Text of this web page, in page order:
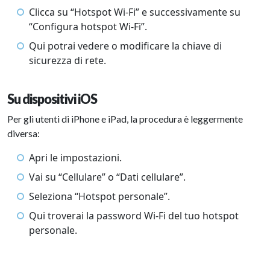
Clicca su “Hotspot Wi-Fi” e successivamente su
“Configura hotspot Wi-Fi”.
Qui potrai vedere o modificare la chiave di
sicurezza di rete.
Su dispositivi iOS
Per gli utenti di iPhone e iPad, la procedura è leggermente
diversa:
Apri le impostazioni.
Vai su “Cellulare” o “Dati cellulare”.
Seleziona “Hotspot personale”.
Qui troverai la password Wi-Fi del tuo hotspot
personale.